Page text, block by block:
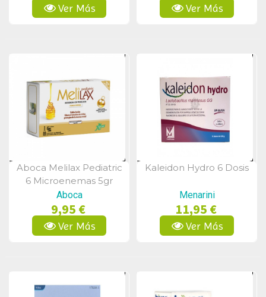
Ver Más Ver Más
Vista Rápida
Aboca Melilax Pediatric
6 Microenemas 5gr
Aboca
9,95 €
Ver Más
Vista Rápida
Kaleidon Hydro 6 Dosis
Menarini
11,95 €
Ver Más